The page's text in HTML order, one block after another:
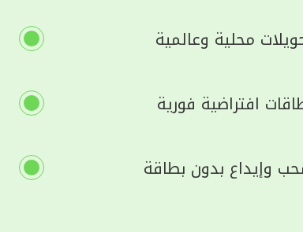
محلية وعالمية
افتراضية فورية
وإيداع بدون بطاقة